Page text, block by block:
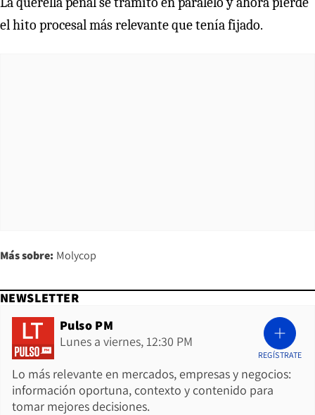
el hito procesal más relevante que tenía fijado.
Más sobre: Molycop
NEWSLETTER
Pulso PM
Lunes a viernes, 12:30 PM
Lo más relevante en mercados, empresas y negocios:
información oportuna, contexto y contenido para
tomar mejores decisiones.
REGÍSTRATE